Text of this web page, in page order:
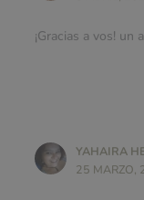
¡Gracias a vos! un
YAHAIRA
25 MARZO,